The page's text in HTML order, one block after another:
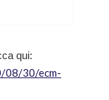
qui:
08/30/ecm-